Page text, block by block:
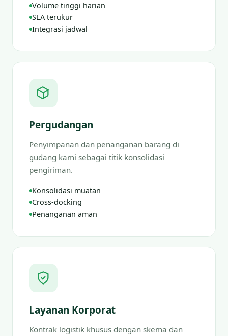
Volume tinggi harian
SLA terukur
Integrasi jadwal
Pergudangan
Penyimpanan dan penanganan barang di
gudang kami sebagai titik konsolidasi
pengiriman.
Konsolidasi muatan
Cross-docking
Penanganan aman
Layanan Korporat
Kontrak logistik khusus dengan skema dan